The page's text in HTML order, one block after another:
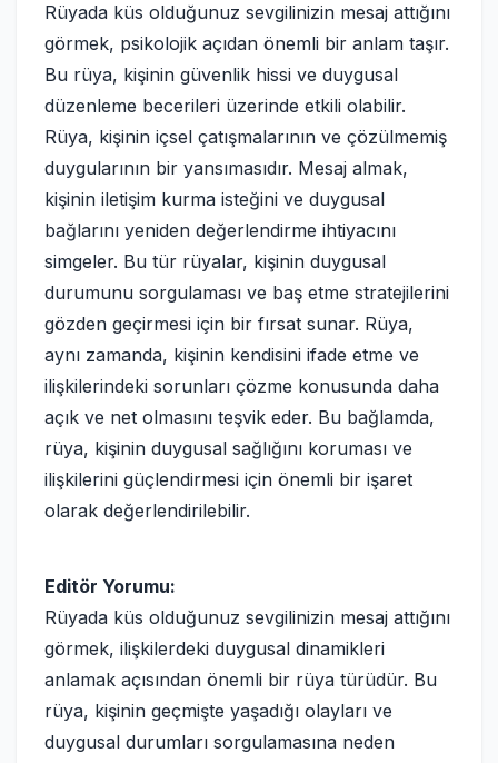
Rüyada küs olduğunuz sevgilinizin mesaj attığını
görmek, psikolojik açıdan önemli bir anlam taşır.
Bu rüya, kişinin güvenlik hissi ve duygusal
düzenleme becerileri üzerinde etkili olabilir.
Rüya, kişinin içsel çatışmalarının ve çözülmemiş
duygularının bir yansımasıdır. Mesaj almak,
kişinin iletişim kurma isteğini ve duygusal
bağlarını yeniden değerlendirme ihtiyacını
simgeler. Bu tür rüyalar, kişinin duygusal
durumunu sorgulaması ve baş etme stratejilerini
gözden geçirmesi için bir fırsat sunar. Rüya,
aynı zamanda, kişinin kendisini ifade etme ve
ilişkilerindeki sorunları çözme konusunda daha
açık ve net olmasını teşvik eder. Bu bağlamda,
rüya, kişinin duygusal sağlığını koruması ve
ilişkilerini güçlendirmesi için önemli bir işaret
olarak değerlendirilebilir.
Editör Yorumu:
Rüyada küs olduğunuz sevgilinizin mesaj attığını
görmek, ilişkilerdeki duygusal dinamikleri
anlamak açısından önemli bir rüya türüdür. Bu
rüya, kişinin geçmişte yaşadığı olayları ve
duygusal durumları sorgulamasına neden